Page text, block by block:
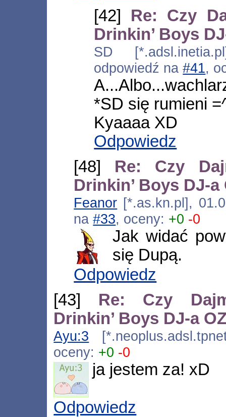
[42] Re: Czy
Drinkin’ Boys
SD
odpowiedź na#41,
*SD się rumieni
Kyaaaa XD
Odpowiedz
[48] Re: Czy
Drinkin’ Boys DJ-a
Feanor [*.as.kn.pl],
na#33, oceny: +0 -0
Jak widać
się Dupą.
Odpowiedz
[43] Re: Czy
Drinkin’ Boys DJ-a
Ayu:3
oceny: +0 -0
ja jestem za! xD
Odpowiedz